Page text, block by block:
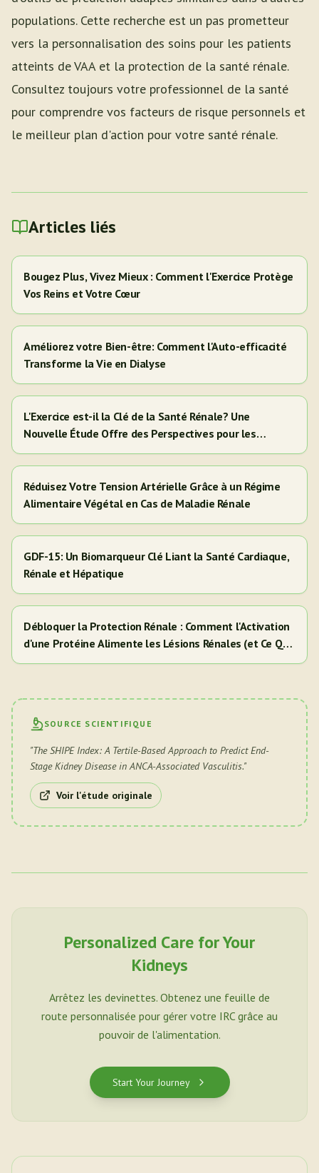
populations. Cette recherche est un pas prometteur
vers la personnalisation des soins pour les patients
atteints de VAA et la protection de la santé rénale.
Consultez toujours votre professionnel de la santé
pour comprendre vos facteurs de risque personnels et
le meilleur plan d'action pour votre santé rénale.
Articles liés
Bougez Plus, Vivez Mieux : Comment l'Exercice Protège
Vos Reins et Votre Cœur
Améliorez votre Bien-être: Comment l'Auto-efficacité
Transforme la Vie en Dialyse
L'Exercice est-il la Clé de la Santé Rénale? Une
Nouvelle Étude Offre des Perspectives pour les
Adultes Hispaniques/Latinos
Réduisez Votre Tension Artérielle Grâce à un Régime
Alimentaire Végétal en Cas de Maladie Rénale
GDF-15: Un Biomarqueur Clé Liant la Santé Cardiaque,
Rénale et Hépatique
Débloquer la Protection Rénale : Comment l'Activation
d'une Protéine Alimente les Lésions Rénales (et Ce Que
Cela Signifie Pour Vous)
SOURCE SCIENTIFIQUE
"The SHIPE Index: A Tertile-Based Approach to Predict End-
Stage Kidney Disease in ANCA-Associated Vasculitis."
Voir l'étude originale
Personalized Care for Your
Kidneys
Arrêtez les devinettes. Obtenez une feuille de
route personnalisée pour gérer votre IRC grâce au
pouvoir de l'alimentation.
Start Your Journey